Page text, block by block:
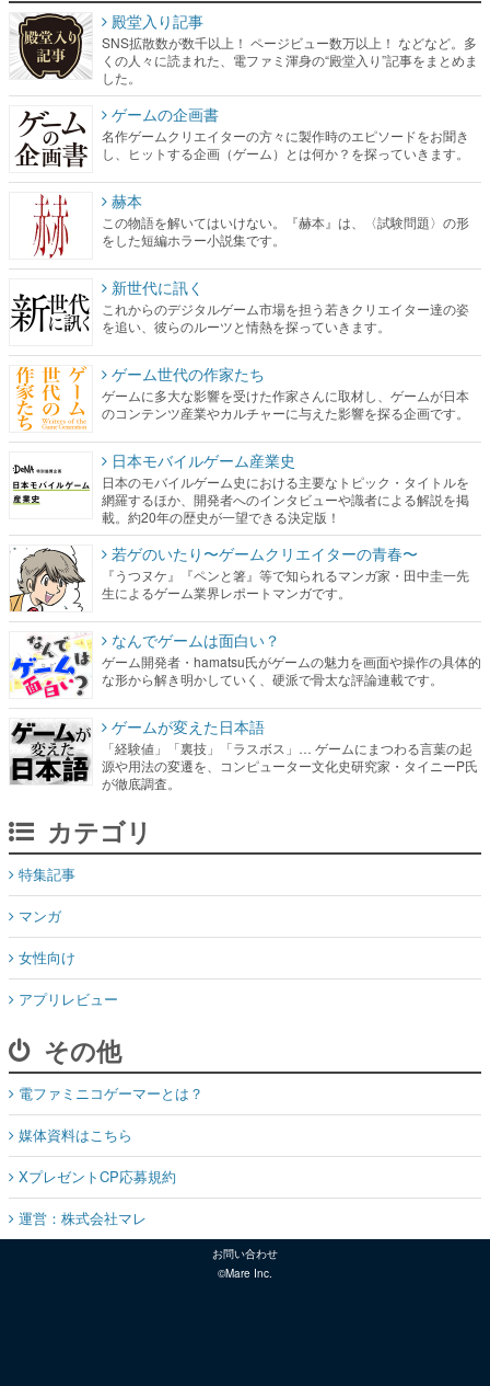
殿堂入り記事
SNS拡散数が数千以上！ ページビュー数万以上！ などなど。多
くの人々に読まれた、電ファミ渾身の“殿堂入り”記事をまとめま
した。
ゲームの企画書
名作ゲームクリエイターの方々に製作時のエピソードをお聞き
し、ヒットする企画（ゲーム）とは何か？を探っていきます。
赫本
この物語を解いてはいけない。『赫本』は、〈試験問題〉の形
をした短編ホラー小説集です。
新世代に訊く
これからのデジタルゲーム市場を担う若きクリエイター達の姿
を追い、彼らのルーツと情熱を探っていきます。
ゲーム世代の作家たち
ゲームに多大な影響を受けた作家さんに取材し、ゲームが日本
のコンテンツ産業やカルチャーに与えた影響を探る企画です。
日本モバイルゲーム産業史
日本のモバイルゲーム史における主要なトピック・タイトルを
網羅するほか、開発者へのインタビューや識者による解説を掲
載。約20年の歴史が一望できる決定版！
若ゲのいたり〜ゲームクリエイターの青春〜
『うつヌケ』『ペンと箸』等で知られるマンガ家・田中圭一先
生によるゲーム業界レポートマンガです。
なんでゲームは面白い？
ゲーム開発者・hamatsu氏がゲームの魅力を画面や操作の具体的
な形から解き明かしていく、硬派で骨太な評論連載です。
ゲームが変えた日本語
「経験値」「裏技」「ラスボス」… ゲームにまつわる言葉の起
源や用法の変遷を、コンピューター文化史研究家・タイニーP氏
が徹底調査。
カテゴリ
特集記事
マンガ
女性向け
アプリレビュー
その他
電ファミニコゲーマーとは？
媒体資料はこちら
XプレゼントCP応募規約
運営：株式会社マレ
お問い合わせ
©Mare Inc.